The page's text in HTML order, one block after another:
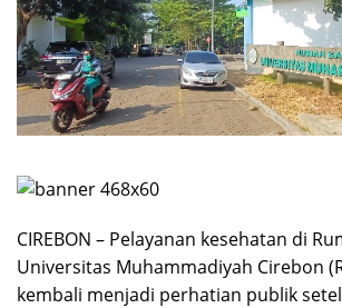
CIREBON – Pelayanan kesehatan di
Universitas Muhammadiyah Cirebon
kembali menjadi perhatian publik